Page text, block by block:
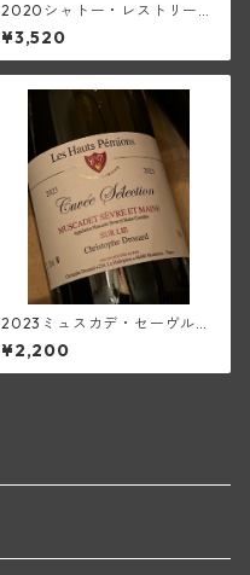
2020シャトー・レストリー
ユ・キャップ・マルタン・ル
ージュ(ボルドー・スーペリュ
ール)
¥3,520
2023ミュスカデ・セーヴル・
エ・メーヌ<シュール・リー>
(デ・オー・ペミヨン)
¥2,200